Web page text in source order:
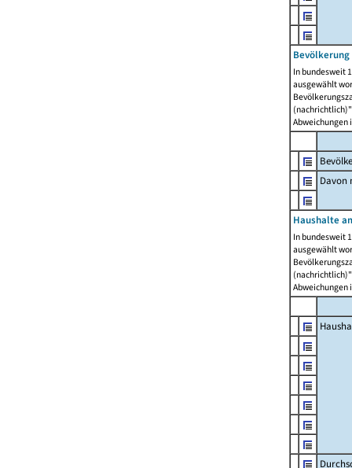
In bundesweit
ausgewählt
Abweichungen
Davon
Haushalte
In bundesweit
ausgewählt
Abweichungen